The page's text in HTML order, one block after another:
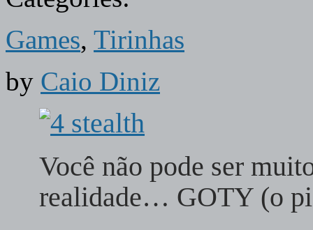
Games, Tirinhas
by Caio Diniz
Você não pode ser
realidade… GOTY (o